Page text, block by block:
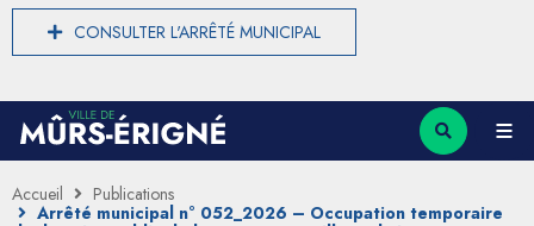
CONSULTER L'ARRÊTÉ MUNICIPAL
Accueil
Publications
Arrêté municipal n° 052_2026 – Occupation temporaire